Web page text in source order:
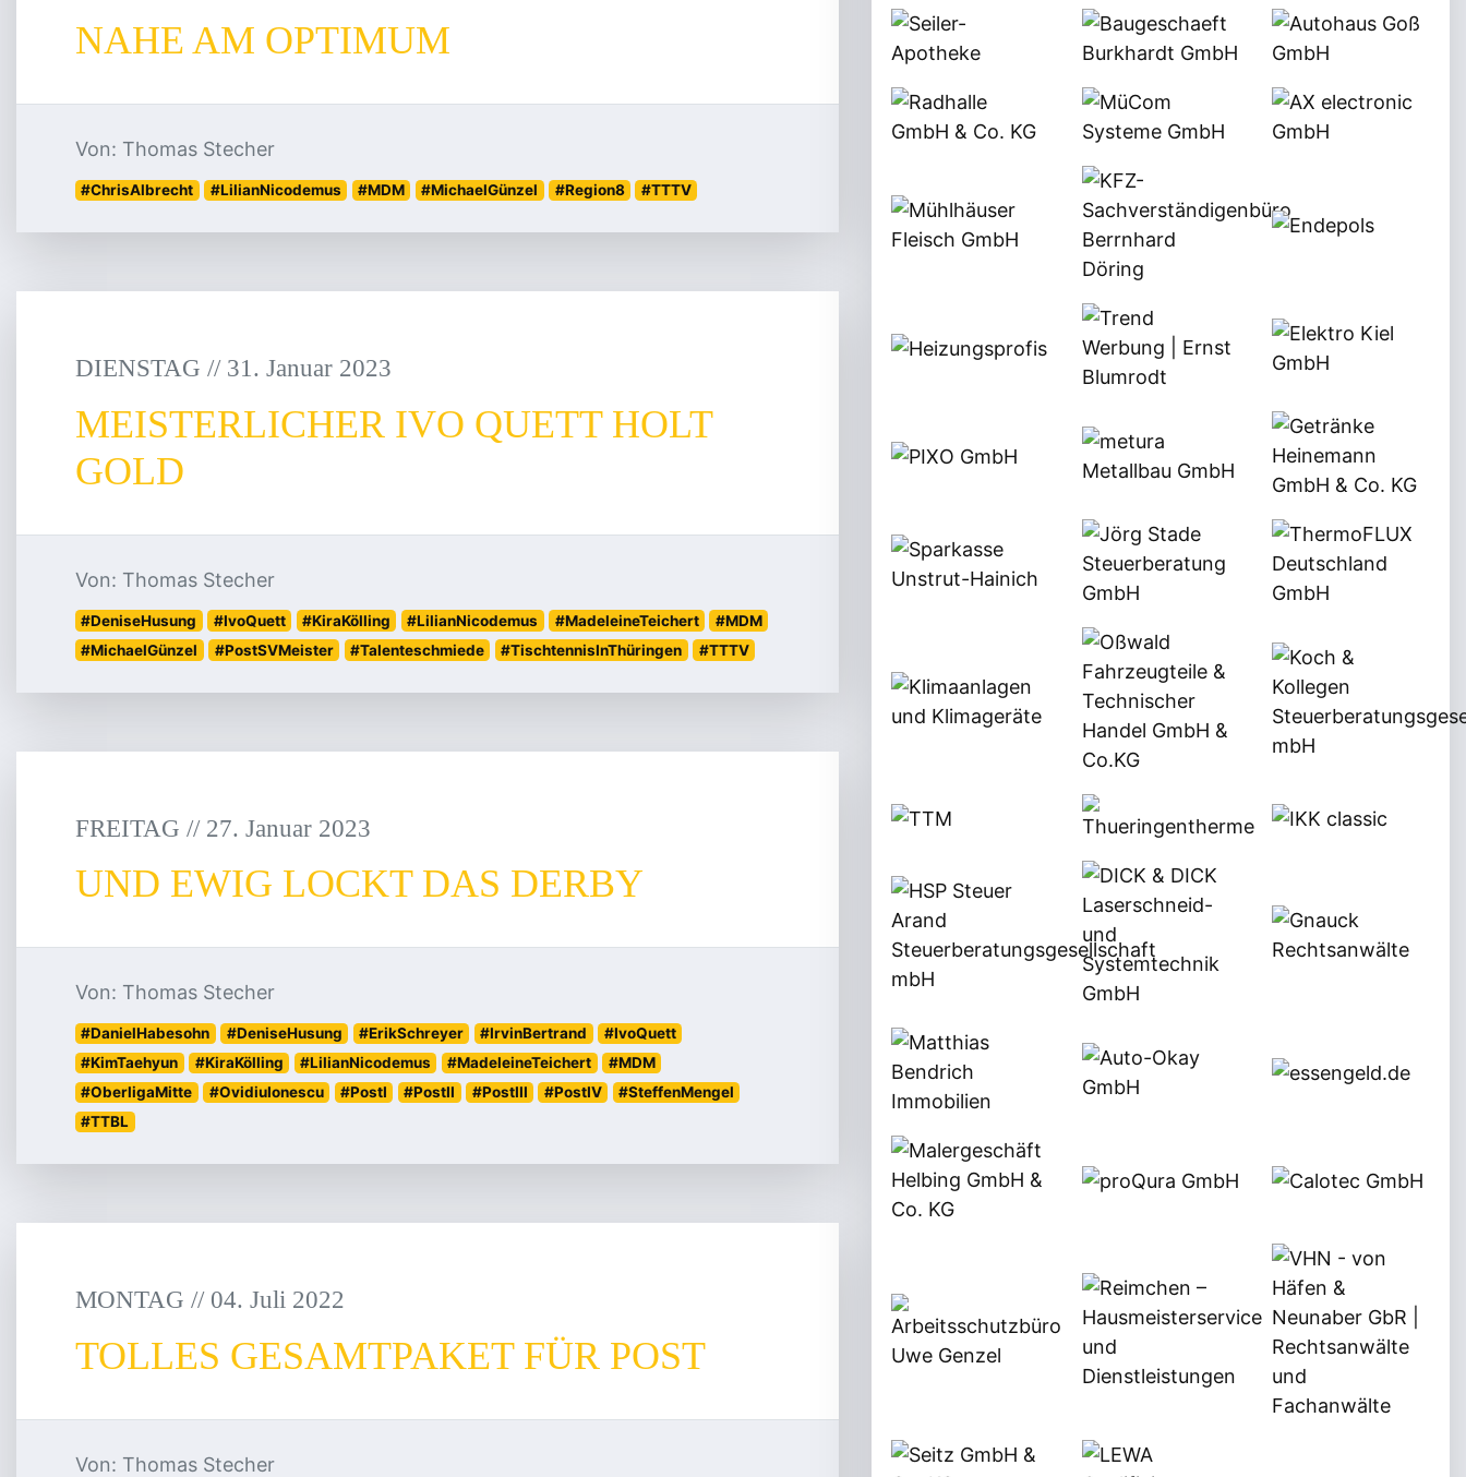
NAHE AM OPTIMUM
Von: Thomas Stecher
#ChrisAlbrecht #LilianNicodemus #MDM #MichaelGünzel #Region8 #TTTV
DIENSTAG // 31. Januar 2023
MEISTERLICHER IVO QUETT HOLT
GOLD
Von: Thomas Stecher
#DeniseHusung #IvoQuett #KiraKölling #LilianNicodemus #MadeleineTeichert
#MDM
#MichaelGünzel
#PostSVMeister #Talenteschmiede #TischtennisInThüringen #TTTV
FREITAG // 27. Januar 2023
UND EWIG LOCKT DAS DERBY
Von: Thomas Stecher
#DanielHabesohn #DeniseHusung #ErikSchreyer #IrvinBertrand
#IvoQuett
#KimTaehyun
#KiraKölling #LilianNicodemus #MadeleineTeichert
#MDM
#OberligaMitte
#OvidiuIonescu #PostI #PostII #PostIII #PostIV
#SteffenMengel
#TTBL
MONTAG // 04. Juli 2022
TOLLES GESAMTPAKET FÜR POST
Von: Thomas Stecher